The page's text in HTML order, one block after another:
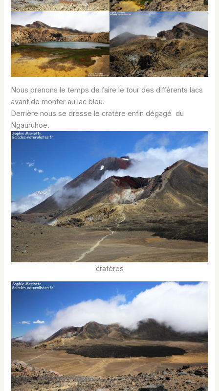
Nous prenons le temps de faire le tour des différents lacs
avant de monter au lac bleu.
Derrière nous se dresse le cratère enfin dégagé du
Ngauruhoe.
cratères